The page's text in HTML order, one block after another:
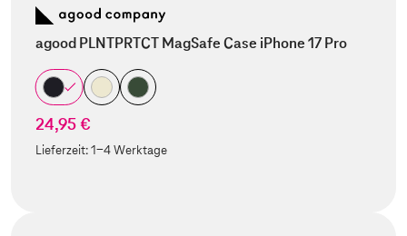
agood PLNTPRTCT MagSafe Case iPhone 17 Pro
24,95 €
Lieferzeit:1-4 Werktage